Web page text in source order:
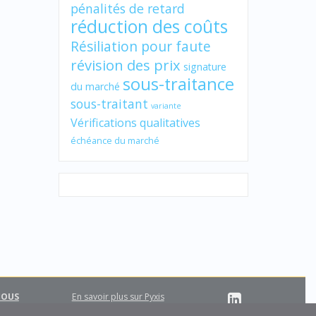
pénalités de retard
réduction des coûts
Résiliation pour faute
révision des prix signature
du marché sous-traitance
sous-traitant variante
Vérifications qualitatives
échéance du marché
En savoir plus sur Pyxis